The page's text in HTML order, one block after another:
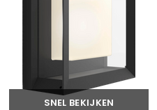
SNEL BEKIJKEN